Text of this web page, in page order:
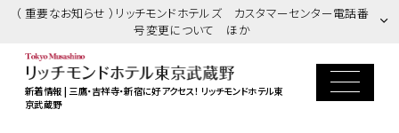
（ 重要なお知らせ ）リッチモンドホテルズ カスタマーセンター電話番
号変更について ほか
新着情報 | 三鷹・吉祥寺・新宿に好アクセス！ リッチモンドホテル東
京武蔵野